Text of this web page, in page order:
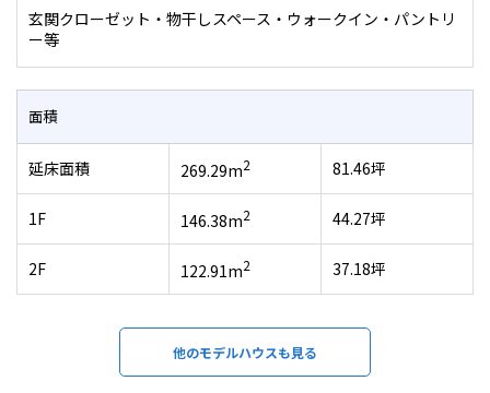
玄関クローゼット・物干しスペース・ウォークイン・パントリ
ー等
面積
延床面積 269.29m2 81.46坪
1F 146.38m2 44.27坪
2F 122.91m2 37.18坪
他のモデルハウスも見る